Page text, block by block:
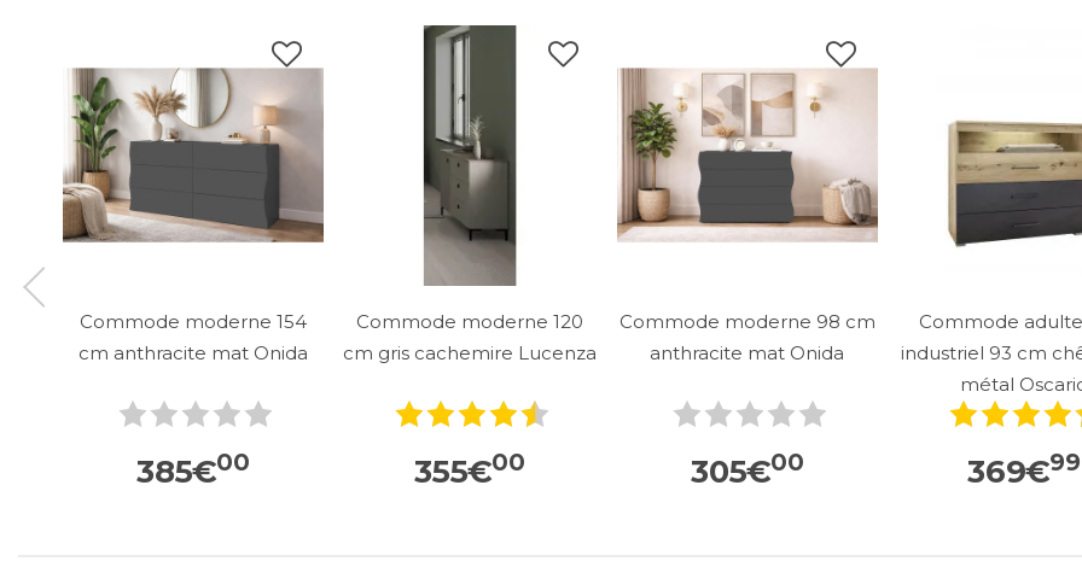
Commode moderne 154
cm anthracite mat Onida
385€00
Commode moderne 120
cm gris cachemire Lucenza
355€00
Commode moderne 98 cm
anthracite mat Onida
305€00
Commode
industriel 93 cm
métal
369€99